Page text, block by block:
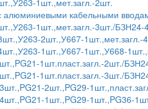
1шт.,мет.загл.-2шт.
кабельными
1шт.,мет.загл.-3шт./
2шт.,У667-
1шт.,У667-1шт.,У668-
1шт.пласт.загл.-2шт./
1шт.пласт.загл.-3шт./
2шт.,PG29-
1шт.,PG29-1шт.,PG36-